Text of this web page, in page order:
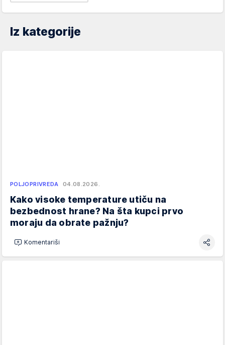
Iz kategorije
POLJOPRIVREDA 04.08.2026.
Kako visoke temperature utiču na
bezbednost hrane? Na šta kupci prvo
moraju da obrate pažnju?
Komentariši